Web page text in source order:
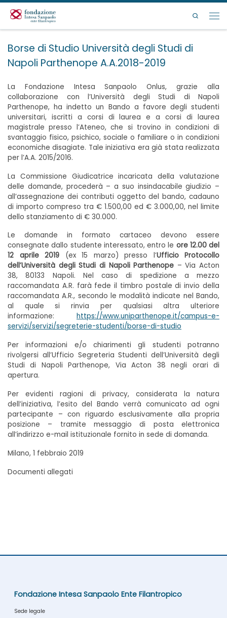
Passa al contenuto
Search
Borse di Studio Università degli Studi di
Napoli Parthenope A.A.2018-2019
La Fondazione Intesa Sanpaolo Onlus, grazie alla
collaborazione con l’Università degli Studi di Napoli
Parthenope, ha indetto un Bando a favore degli studenti
universitari, iscritti a corsi di laurea e a corsi di laurea
magistrale presso l’Ateneo, che si trovino in condizioni di
svantaggio fisico, psichico, sociale o familiare o in condizioni
economiche disagiate. Tale iniziativa era già stata realizzata
per l’A.A. 2015/2016.
La Commissione Giudicatrice incaricata della valutazione
delle domande, procederà – a suo insindacabile giudizio –
all’assegnazione dei contributi oggetto del bando, cadauno
di importo compreso tra € 1.500,00 ed € 3.000,00, nel limite
dello stanziamento di € 30.000.
Le domande in formato cartaceo devono essere
consegnate dallo studente interessato, entro le ore 12.00 del
12 aprile 2019 (ex 15 marzo) presso l’Ufficio Protocollo
dell’Università degli Studi di Napoli Parthenope – Via Acton
38, 80133 Napoli. Nel caso di spedizione a mezzo
raccomandata A.R. farà fede il timbro postale di invio della
raccomandata A.R., secondo le modalità indicate nel Bando,
al quale si rinvia per qualsiasi altra ulteriore
informazione: https://www.uniparthenope.it/campus-e-
servizi/servizi/segreterie-studenti/borse-di-studio
Per informazioni e/o chiarimenti gli studenti potranno
rivolgersi all’Ufficio Segreteria Studenti dell’Università degli
Studi di Napoli Parthenope, Via Acton 38 negli orari di
apertura.
Per evidenti ragioni di privacy, considerata la natura
dell’iniziativa, l’esito del Bando verrà comunicato ad ogni
partecipante – con riguardo esclusivamente alla propria
posizione – tramite messaggio di posta elettronica
all’indirizzo e-mail istituzionale fornito in sede di domanda.
Milano, 1 febbraio 2019
Documenti allegati
Fondazione Intesa Sanpaolo Ente Filantropico
Sede legale